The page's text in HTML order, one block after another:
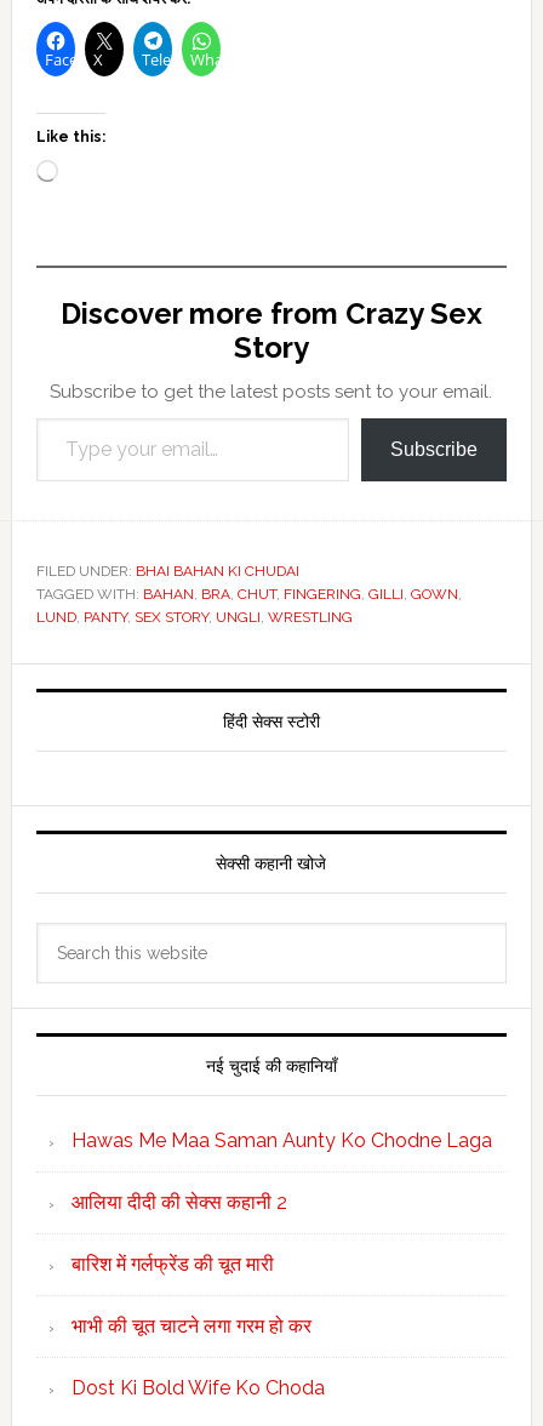
Facebook
X TelegramWhatsApp
Like this:
Loading…
Discover more from Crazy Sex
Story
Subscribe to get the latest posts sent to your email.
Type your email…
Subscribe
FILED UNDER: BHAI BAHAN KI CHUDAI
TAGGED WITH: BAHAN, BRA, CHUT, FINGERING, GILLI, GOWN,
LUND, PANTY, SEX STORY, UNGLI, WRESTLING
Primary
हिंदी सेक्स स्टोरी
सेक्सी कहानी खोजे
नई चुदाई की कहानियाँ
Hawas Me Maa Saman Aunty Ko Chodne Laga
आलिया दीदी की सेक्स कहानी 2
बारिश में गर्लफ्रेंड की चूत मारी
भाभी की चूत चाटने लगा गरम हो कर
Dost Ki Bold Wife Ko Choda